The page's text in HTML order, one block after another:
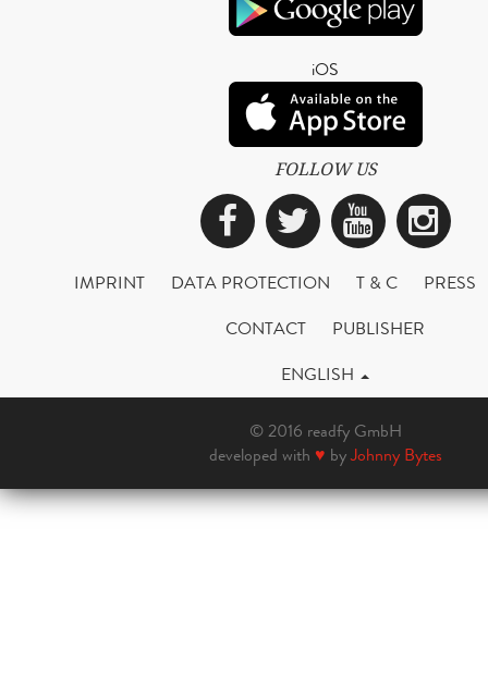
iOS
FOLLOW US
Facebook
Twitter
IMPRINT DATA PROTECTION T & C
PRESS
CONTACT
PUBLISHER
ENGLISH
© 2016 readfy GmbH
developed with ♥ byJohnny Bytes